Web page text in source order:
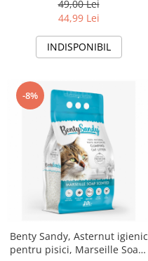
49,00 Lei
44,99 Lei
INDISPONIBIL
-8%
Benty Sandy, Asternut igienic
pentru pisici, Marseille Soap,